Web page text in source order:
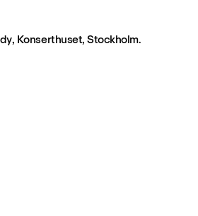
Konserthuset, Stockholm.